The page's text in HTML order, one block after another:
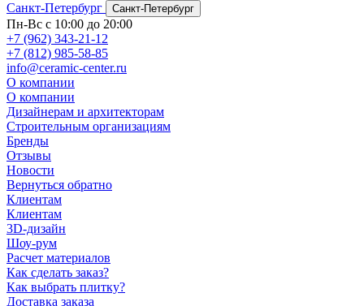
Санкт-Петербург
Санкт-Петербург
Пн-Вс с 10:00 до 20:00
+7 (962) 343-21-12
+7 (812) 985-58-85
info@ceramic-center.ru
О компании
О компании
Дизайнерам и архитекторам
Строительным организациям
Бренды
Отзывы
Новости
Вернуться обратно
Клиентам
Клиентам
3D-дизайн
Шоу-рум
Расчет материалов
Как сделать заказ?
Как выбрать плитку?
Доставка заказа